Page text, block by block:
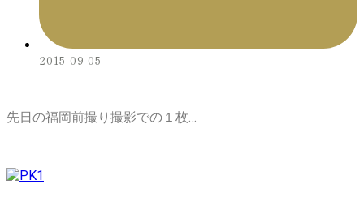
2015-09-05
先日の福岡前撮り撮影での１枚…